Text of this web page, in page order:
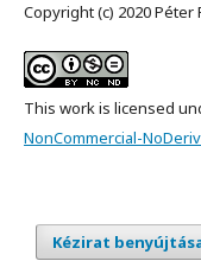
Copyright (c) 2020 Péter
This work is licensed
NonCommercial-
Kézirat